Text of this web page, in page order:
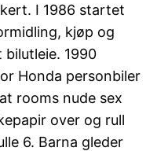
I 1986 startet
kjøp og
bilutleie. 1990
Honda personbiler
rooms nude sex
over og rull
6. Barna gleder